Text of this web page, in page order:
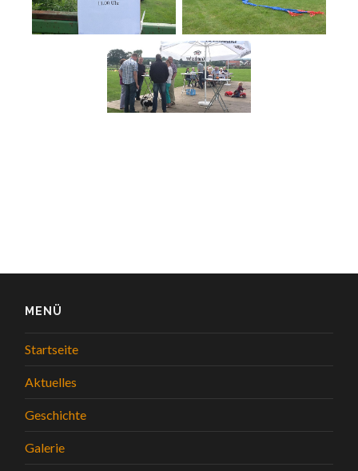
MENÜ
Startseite
Aktuelles
Geschichte
Galerie